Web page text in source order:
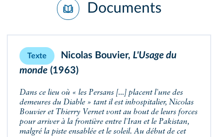
Documents
Texte Nicolas Bouvier, L'Usage du
monde (1963)
Dans ce lieu où « les Persans [...] placent l'une des
demeures du Diable » tant il est inhospitalier, Nicolas
Bouvier et Thierry Vernet vont au bout de leurs forces
pour arriver à la frontière entre l'Iran et le Pakistan,
malgré la piste ensablée et le soleil. Au début de cet